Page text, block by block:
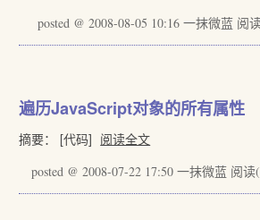
posted @ 2008-08-05 10:16 一抹微蓝 阅
遍历JavaScript对象的所有属性
摘要： [代码] 阅读全文
posted @ 2008-07-22 17:50 一抹微蓝 阅读